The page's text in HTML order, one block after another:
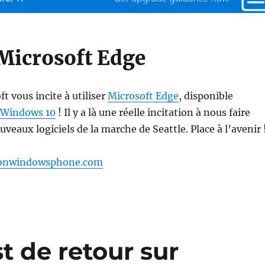
Edge
vous incite à utiliser Microsoft Edge, disponible
Windows 10! Il y a là une réelle incitation à nous faire
logiciels de la marche de Seattle. Place à l’avenir
de retour sur